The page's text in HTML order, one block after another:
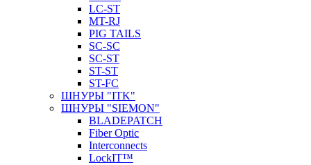
LС-ST
MT-RJ
PIG TAILS
SC-SC
SC-ST
ST-ST
ST-FC
ШНУРЫ "ITK"
ШНУРЫ "SIEMON"
BLADEPATCH
Fiber Optic
Interconnects
LockIT™